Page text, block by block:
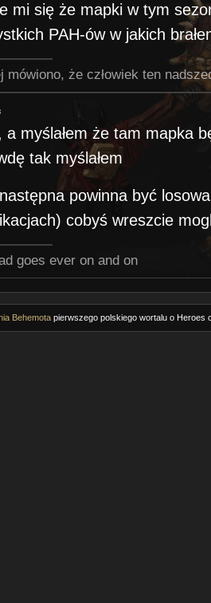
mi się że mapki w tym
PAH-ów w jakich
mówiono, że człowiek ten
a myślałem że tam mapka
tak myślałem
powinna być
cobyś wreszcie
goes ever on and on
Behemotapierwszego polskiego wortalu o Heroes